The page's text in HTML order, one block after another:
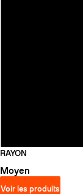
RAYON
Moyen
Voir les produits